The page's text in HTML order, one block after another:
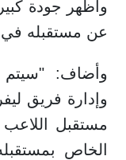
وأظهر جودة
عن مستقبله في
وأضاف:
وإدارة فريق
مستقبل اللاعب
الخاص